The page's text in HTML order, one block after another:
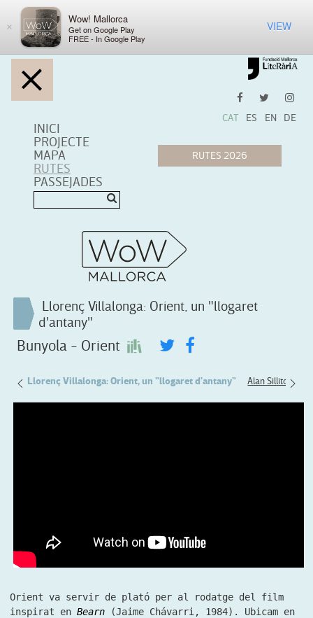
×
Wow! Mallorca
Get on Google Play
FREE - In Google Play
VIEW
INICI
PROJECTE
MAPA
RUTES
PASSEJADES
CAT ES EN DE
Llorenç Villalonga: Orient, un "llogaret
d'antany"
Bunyola - Orient
Llorenç Villalonga: Orient, un "llogaret d'antany" Alan Sillitoe:
Orient va servir de plató per al rodatge del film
inspirat en Bearn
(Jaime Chávarri, 1984). Ubicam en